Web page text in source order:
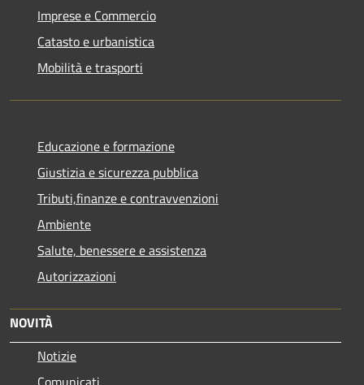
Imprese e Commercio
Catasto e urbanistica
Mobilità e trasporti
Educazione e formazione
Giustizia e sicurezza pubblica
Tributi,finanze e contravvenzioni
Ambiente
Salute, benessere e assistenza
Autorizzazioni
NOVITÀ
Notizie